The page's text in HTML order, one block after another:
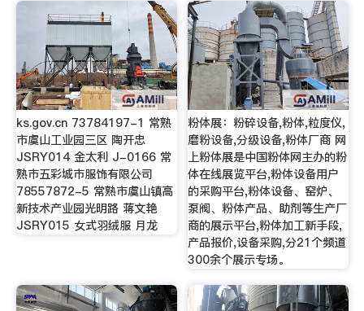
ks.gov.cn 73784197-1 常熟
市虞山工业园三区 陶开忠
JSRY014 金太利 J-0166 常
熟市五彩城市服饰有限公司
78557872-5 常熟市虞山镇高
新技术产业园光明路 蒋文艳
JSRY015 女式羽绒服 月龙
粉体展：粉碎设备,粉体,粒度仪,
磨粉设备,分级设备,粉体厂商 网
上粉体展是中国粉体网主办的粉
体在线展览平台,粉体设备用户
的采购平台,粉体设备、窑炉、
泵阀、粉体产品、助剂等生产厂
商的展示平台,粉体加工新手段,
产品报价,设备采购,分21个频道
300余个展示专场。